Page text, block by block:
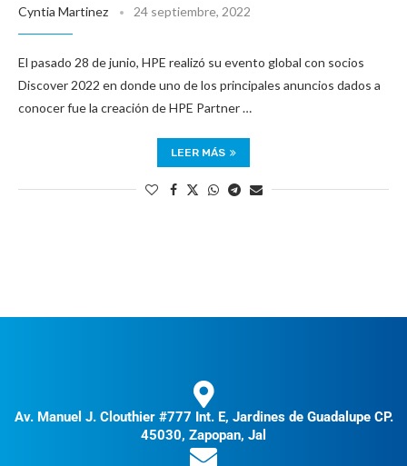
Cyntia Martinez 24 septiembre, 2022
El pasado 28 de junio, HPE realizó su evento global con socios
Discover 2022 en donde uno de los principales anuncios dados a
conocer fue la creación de HPE Partner …
LEER MÁS
Av. Manuel J. Clouthier #777 Int. E, Jardines de Guadalupe CP.
45030, Zapopan, Jal